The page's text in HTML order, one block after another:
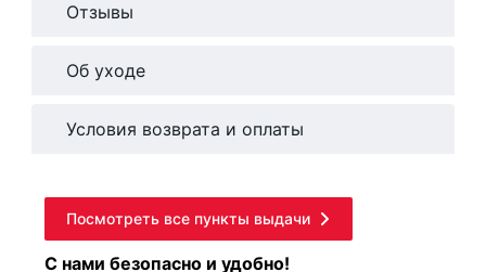
Отзывы
Об уходе
Условия возврата и оплаты
Посмотреть все пункты выдачи
С нами безопасно и удобно!